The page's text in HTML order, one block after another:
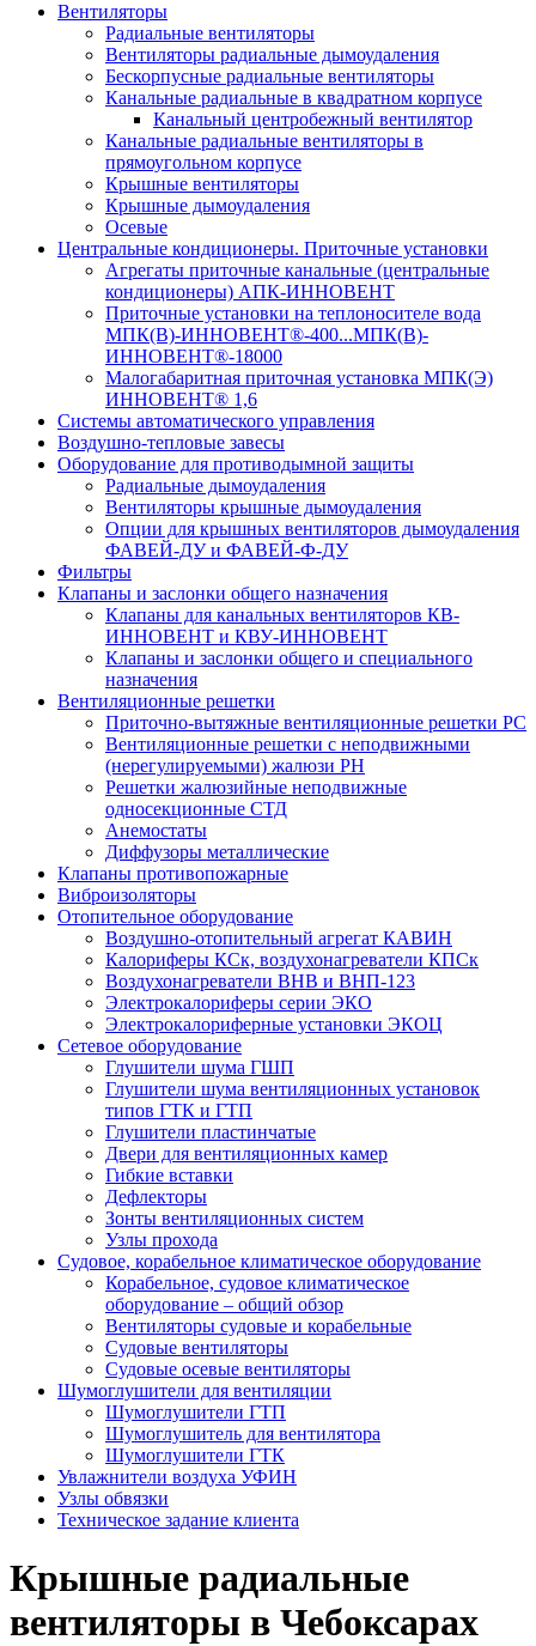
Вентиляторы
Радиальные вентиляторы
Вентиляторы радиальные дымоудаления
Бескорпусные радиальные вентиляторы
Канальные радиальные в квадратном корпусе
Канальный центробежный вентилятор
Канальные радиальные вентиляторы в
прямоугольном корпусе
Крышные вентиляторы
Крышные дымоудаления
Осевые
Центральные кондиционеры. Приточные установки
Агрегаты приточные канальные (центральные
кондиционеры) АПК-ИННОВЕНТ
Приточные установки на теплоносителе вода
МПК(В)-ИННОВЕНТ®-400...МПК(В)-
ИННОВЕНТ®-18000
Малогабаритная приточная установка МПК(Э)
ИННОВЕНТ® 1,6
Системы автоматического управления
Воздушно-тепловые завесы
Оборудование для противодымной защиты
Радиальные дымоудаления
Вентиляторы крышные дымоудаления
Опции для крышных вентиляторов дымоудаления
ФАВЕЙ-ДУ и ФАВЕЙ-Ф-ДУ
Фильтры
Клапаны и заслонки общего назначения
Клапаны для канальных вентиляторов КВ-
ИННОВЕНТ и КВУ-ИННОВЕНТ
Клапаны и заслонки общего и специального
назначения
Вентиляционные решетки
Приточно-вытяжные вентиляционные решетки РС
Вентиляционные решетки с неподвижными
(нерегулируемыми) жалюзи РН
Решетки жалюзийные неподвижные
односекционные СТД
Анемостаты
Диффузоры металлические
Клапаны противопожарные
Виброизоляторы
Отопительное оборудование
Воздушно-отопительный агрегат КАВИН
Калориферы КСк, воздухонагреватели КПСк
Воздухонагреватели ВНВ и ВНП-123
Электрокалориферы серии ЭКО
Электрокалориферные установки ЭКОЦ
Сетевое оборудование
Глушители шума ГШП
Глушители шума вентиляционных установок
типов ГТК и ГТП
Глушители пластинчатые
Двери для вентиляционных камер
Гибкие вставки
Дефлекторы
Зонты вентиляционных систем
Узлы прохода
Судовое, корабельное климатическое оборудование
Корабельное, судовое климатическое
оборудование – общий обзор
Вентиляторы судовые и корабельные
Судовые вентиляторы
Судовые осевые вентиляторы
Шумоглушители для вентиляции
Шумоглушители ГТП
Шумоглушитель для вентилятора
Шумоглушители ГТК
Увлажнители воздуха УФИН
Узлы обвязки
Техническое задание клиента
Крышные радиальные
вентиляторы в Чебоксарах